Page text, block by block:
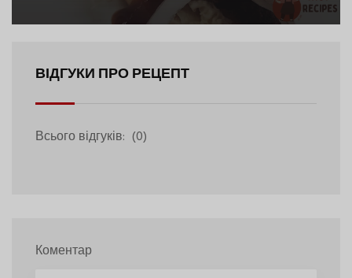
ВІДГУКИ ПРО РЕЦЕПТ
Всього відгуків: (0)
Коментар